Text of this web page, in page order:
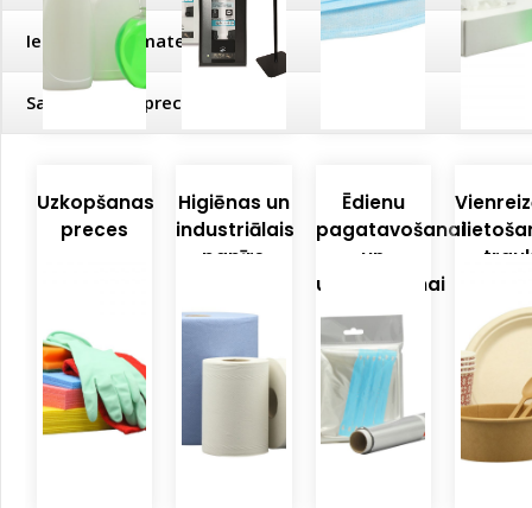
Iepakošanas materiāli(11)
Saimniecības preces
Uzkopšanas
preces
Higiēnas un
industriālais
papīrs
Ēdienu
pagatavošanai
un
uzglabāšanai